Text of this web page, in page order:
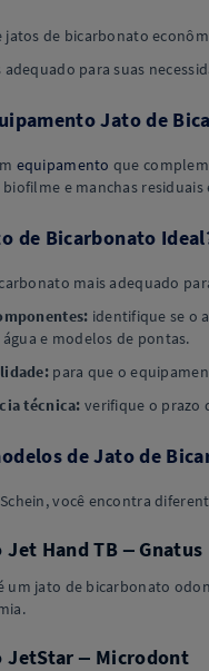
de bicarbonato
para suas
Jato de
equipamento que
e manchas
de Bicarbonato
mais adequado
identifique se o
e modelos de pontas.
para que o
técnica: verifique o prazo
de Jato de
você encontra
Hand TB – Gnatus
um jato de bicarbonato
JetStar – Microdont